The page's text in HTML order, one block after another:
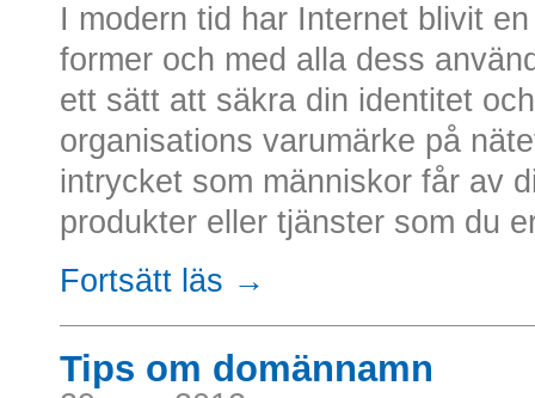
I modern tid har Internet blivit
former och med alla dess
ett sätt att säkra din identitet
organisations varumärke på
intrycket som människor får av
produkter eller tjänster som du
Fortsätt läs →
Tips om domännamn